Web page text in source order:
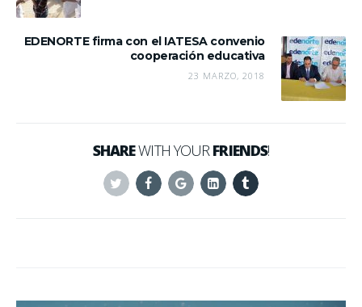
EDENORTE firma con el IATESA convenio
cooperación educativa
23 MARZO, 2018
SHAREWITH YOURFRIENDS!